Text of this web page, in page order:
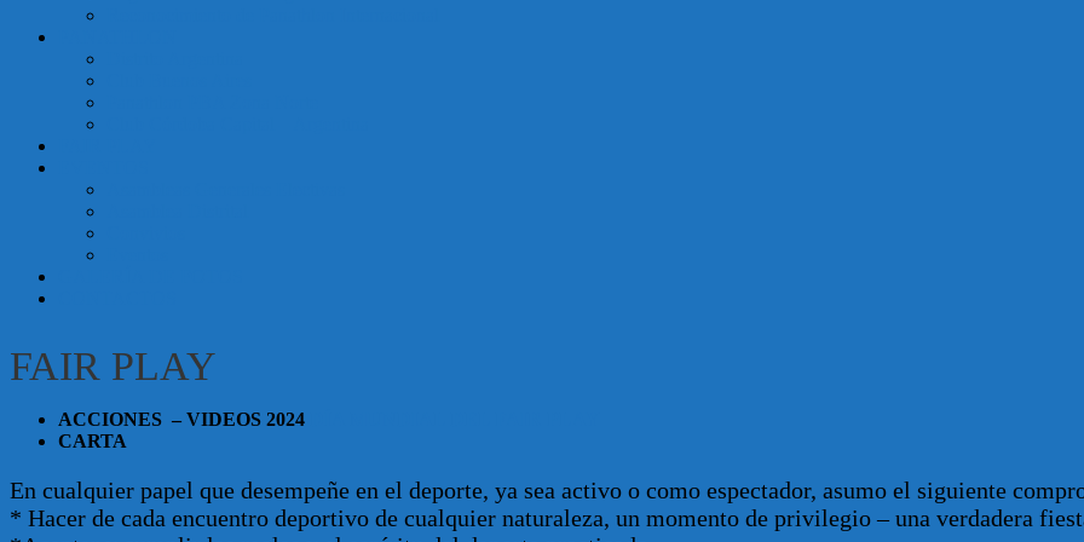
Argentina
FAIR PLAY
ACCIONES – VIDEOS 2024
CARTA
En cualquier papel que desempeñe en el deporte, ya sea activo o como espectador, asumo el siguiente
* Hacer de cada encuentro deportivo de cualquier naturaleza, un momento de privilegio – una verdadera